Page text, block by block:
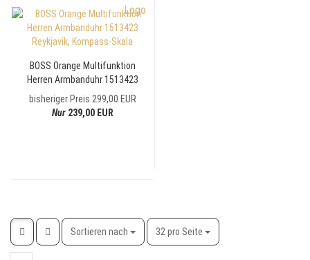
BOSS Orange Multifunktion
Herren Armbanduhr 1513423
Reykjavik, Kompass-Skala
bisheriger Preis 299,00 EUR
Nur239,00 EUR
Sortieren nach
Sortieren nach 32 pro Seite
pro Seite